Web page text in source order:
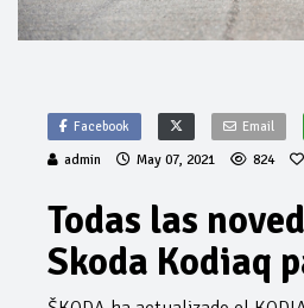
Facebook Email
admin May 07, 2021 824
Todas las
Skoda Kodiaq